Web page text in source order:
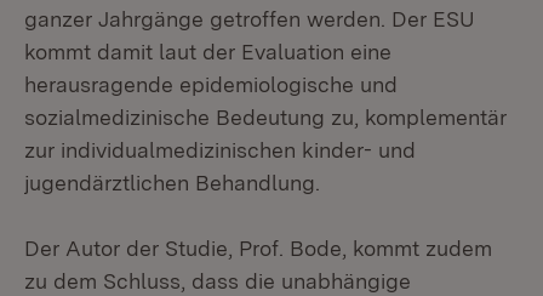
ganzer Jahrgänge getroffen werden. Der ESU
kommt damit laut der Evaluation eine
herausragende epidemiologische und
sozialmedizinische Bedeutung zu, komplementär
zur individualmedizinischen kinder- und
jugendärztlichen Behandlung.
Der Autor der Studie, Prof. Bode, kommt zudem
zu dem Schluss, dass die unabhängige